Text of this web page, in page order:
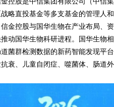
略直投基金等多支基金的管理人
金控股与国华生物在产业布局、
动国华生物科研进程。国华生物
菌群检测数据的新药智能发现平
衰、儿童自闭症、噬菌体、肠道